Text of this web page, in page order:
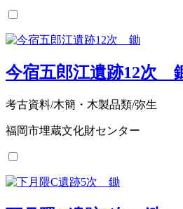
今宿五郎江遺跡12次
考古資料/木簡・木製品類/弥生
福岡市埋蔵文化財センター